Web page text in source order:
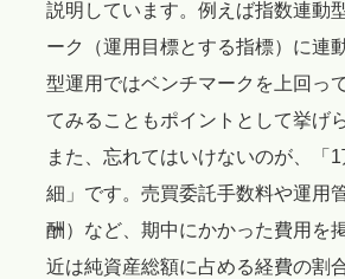
説明しています。例えば指数連動
ーク（運用目標とする指標）に連
型運用ではベンチマークを上回っ
てみることもポイントとして挙げ
また、忘れてはいけないのが、「
細」です。売買委託手数料や運用
酬）など、期中にかかった費用を
近は純資産総額に占める経費の割